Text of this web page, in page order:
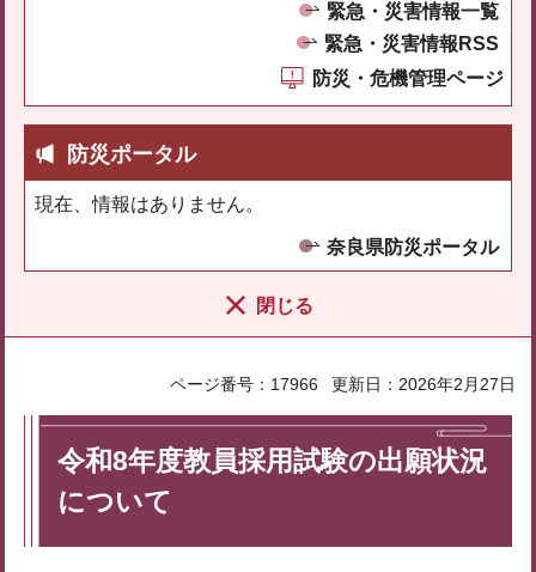
緊急・災害情報一覧
緊急・災害情報RSS
防災・危機管理ページ
防災ポータル
現在、情報はありません。
奈良県防災ポータル
閉じる
ページ番号：17966 更新日：2026年2月27日
令和8年度教員採用試験の出願状況
について